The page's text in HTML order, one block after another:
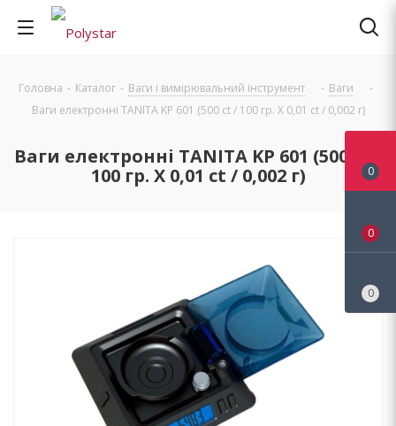
Головна - Каталог - Ваги і вимірювальний інструмент - Ваги
-
Ваги електронні TANITA KP 601 (500 ct / 100 гр. Х 0,01 ct / 0,002 г)
Ваги електронні TANITA KP 601 (500 ct /
100 гр. Х 0,01 ct / 0,002 г)
0
0
0